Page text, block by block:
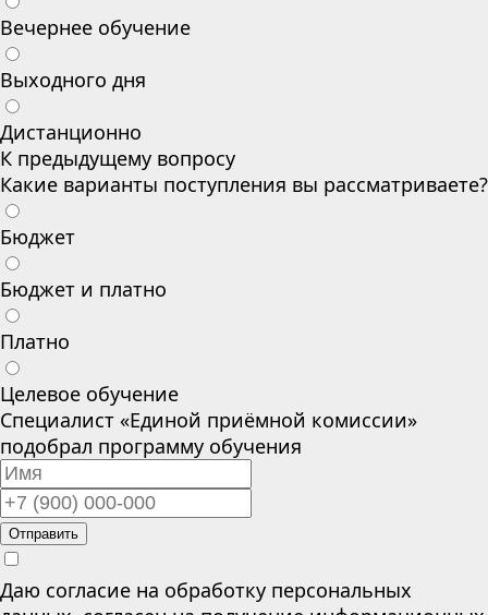
Вечернее обучение
Выходного дня
Дистанционно
К предыдущему вопросу
Какие варианты поступления вы рассматриваете?
Бюджет
Бюджет и платно
Платно
Целевое обучение
Специалист «Единой приёмной комиссии»
подобрал программу обучения
Отправить
Даю согласие на обработку персональных